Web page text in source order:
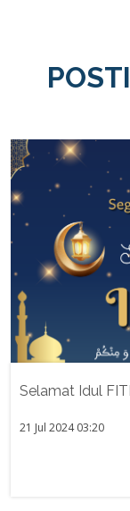
Selamat Idul
21 Jul 2024 03:20